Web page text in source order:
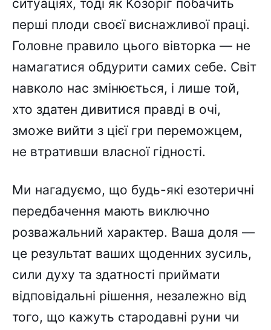
ситуаціях, тоді як Козоріг побачить
перші плоди своєї виснажливої праці.
Головне правило цього вівторка — не
намагатися обдурити самих себе. Світ
навколо нас змінюється, і лише той,
хто здатен дивитися правді в очі,
зможе вийти з цієї гри переможцем,
не втративши власної гідності.
Ми нагадуємо, що будь-які езотеричні
передбачення мають виключно
розважальний характер. Ваша доля —
це результат ваших щоденних зусиль,
сили духу та здатності приймати
відповідальні рішення, незалежно від
того, що кажуть стародавні руни чи